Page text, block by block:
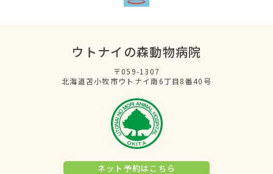
ウトナイの森動物病院
〒059-1307
北海道苫小牧市ウトナイ南6丁目8番40号
ネット予約はこちら